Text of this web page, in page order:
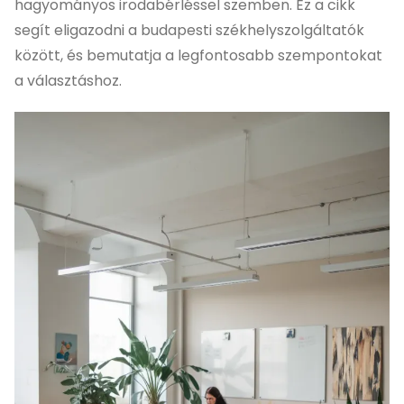
hagyományos irodabérléssel szemben. Ez a cikk
segít eligazodni a budapesti székhelyszolgáltatók
között, és bemutatja a legfontosabb szempontokat
a választáshoz.